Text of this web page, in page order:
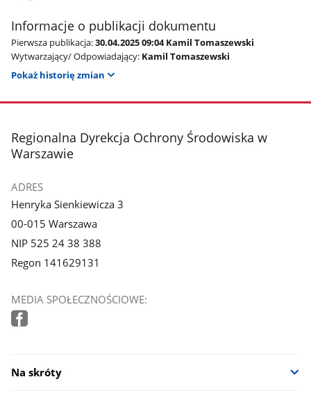
Informacje o publikacji dokumentu
Pierwsza publikacja:30.04.2025 09:04 Kamil Tomaszewski
Wytwarzający/ Odpowiadający: Kamil Tomaszewski
Pokaż historię zmian
stopka
Regionalna Dyrekcja Ochrony Środowiska w
Warszawie
ADRES
Henryka Sienkiewicza 3
00-015 Warszawa
NIP 525 24 38 388
Regon 141629131
MEDIA SPOŁECZNOŚCIOWE:
Na skróty